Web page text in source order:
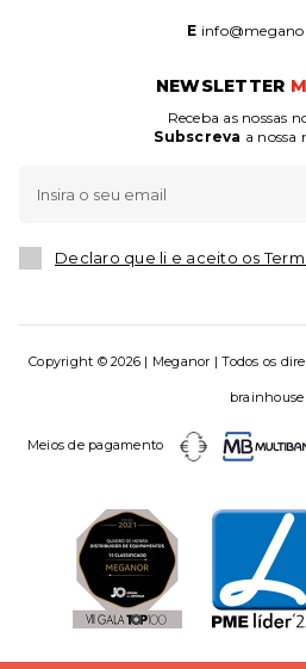
E
NEWSLETTER
Receba as nossas
Subscreva a nossa
Declaro que li e aceito os
Copyright © 2026 | Meganor | Todos os
brainhouse
Meios de pagamento